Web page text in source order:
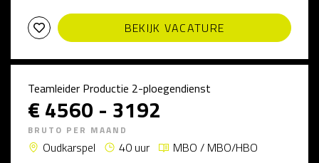
BEKIJK VACATURE
Teamleider Productie 2-ploegendienst
€ 4560 - 3192
BRUTO PER MAAND
Oudkarspel 40 uur
MBO / MBO/HBO